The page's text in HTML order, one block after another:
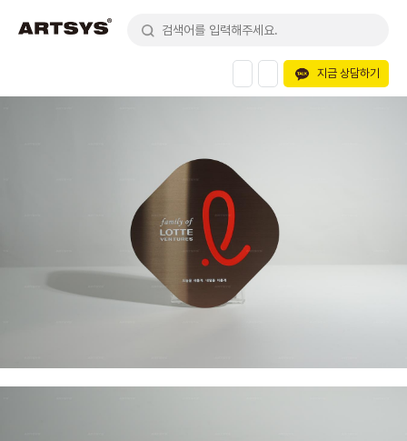
지금 상담하기